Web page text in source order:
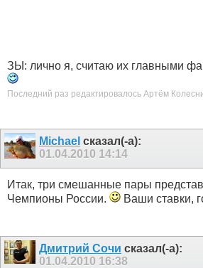
ЗЫ: лично я, считаю их главными
Последний раз редактировалось Артём
Michael сказал(-а):
01.04.2010 14:14
Итак, три смешанные пары
Чемпионы России.
Ваши ставки,
Дмитрий Сочи сказал(-а):
01.04.2010 16:38